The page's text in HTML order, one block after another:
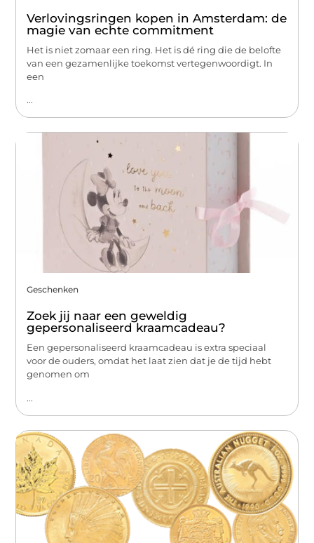
Verlovingsringen kopen in Amsterdam: de
magie van echte commitment
Het is niet zomaar een ring. Het is dé ring die de belofte
van een gezamenlijke toekomst vertegenwoordigt. In
een
...
Geschenken
Zoek jij naar een geweldig
gepersonaliseerd kraamcadeau?
Een gepersonaliseerd kraamcadeau is extra speciaal
voor de ouders, omdat het laat zien dat je de tijd hebt
genomen om
...